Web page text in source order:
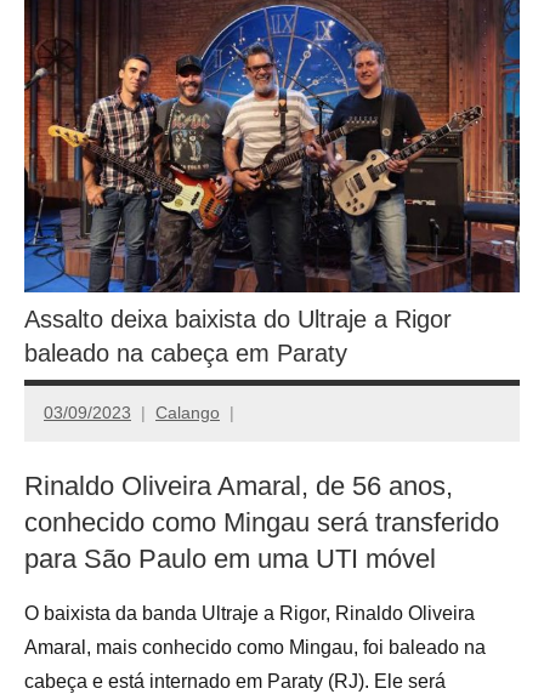
Assalto deixa baixista do Ultraje a Rigor
baleado na cabeça em Paraty
03/09/2023 Calango
Rinaldo Oliveira Amaral, de 56 anos,
conhecido como Mingau será transferido
para São Paulo em uma UTI móvel
O baixista da banda Ultraje a Rigor, Rinaldo Oliveira
Amaral, mais conhecido como Mingau, foi baleado na
cabeça e está internado em Paraty (RJ). Ele será